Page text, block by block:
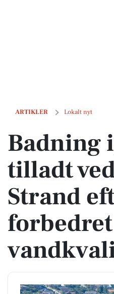
ARTIKLER Lokalt nyt
Badning igen tilladt ved
Badning
tilladt
Strand
forbedret